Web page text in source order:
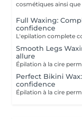
cosmétiques ainsi que
Full Waxing:
confidence
Smooth Legs
allure
Perfect Bikini
confidence